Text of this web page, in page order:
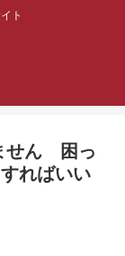
ト
せん 困っ
ればいい